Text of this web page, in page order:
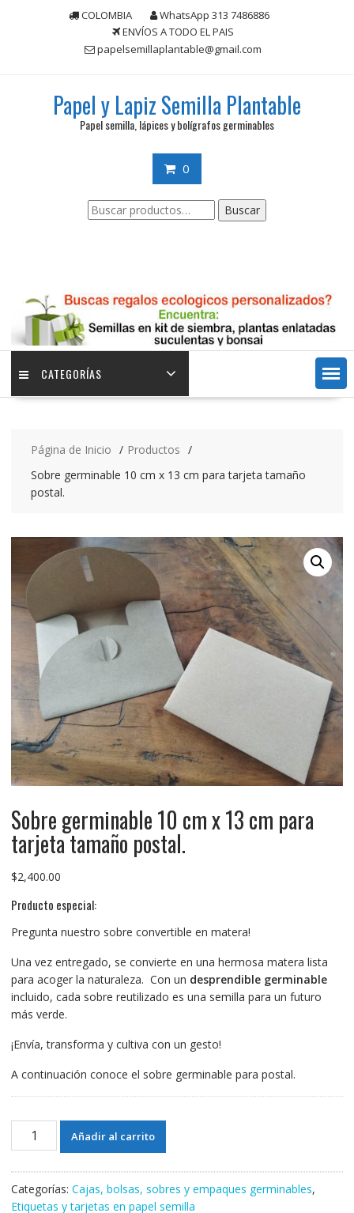
COLOMBIA
WhatsApp 313 7486886
ENVÍOS A TODO EL PAIS
papelsemillaplantable@gmail.com
Papel y Lapiz Semilla Plantable
Papel semilla, lápices y bolígrafos germinables
0
Buscar
por:
Buscar
CATEGORÍAS
Página de Inicio
Productos
Sobre germinable 10 cm x 13 cm para tarjeta tamaño
postal.
Sobre germinable 10 cm x 13 cm para
tarjeta tamaño postal.
$2,400.00
Producto especial:
Pregunta nuestro sobre convertible en matera!
Una vez entregado, se convierte en una hermosa matera lista
para acoger la naturaleza. Con un desprendible germinable
incluido, cada sobre reutilizado es una semilla para un futuro
más verde.
¡Envía, transforma y cultiva con un gesto!
A continuación conoce el sobre germinable para postal.
Sobre
germinable
x
Añadir al carrito
Categorías: Cajas, bolsas, sobres y empaques germinables,
Etiquetas y tarjetas en papel semilla